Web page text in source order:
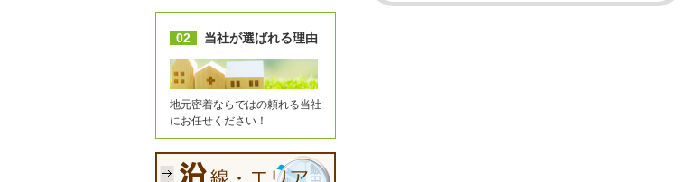
02 当社が選ばれる理由
地元密着ならではの頼れる当社
にお任せください！